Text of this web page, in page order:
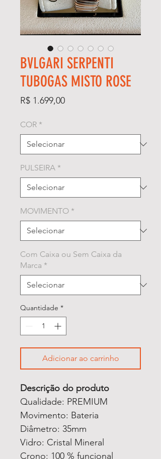
BVLGARI SERPENTI
TUBOGAS MISTO ROSE
R$ 1.699,00Preço
COR *
PULSEIRA *
MOVIMENTO *
Com Caixa ou Sem Caixa da
Marca *
Quantidade *
Adicionar ao carrinho
Descrição do produto
Qualidade: PREMIUM
Movimento: Bateria
Diâmetro: 35mm
Vidro: Cristal Mineral
Crono: 100 % funcional